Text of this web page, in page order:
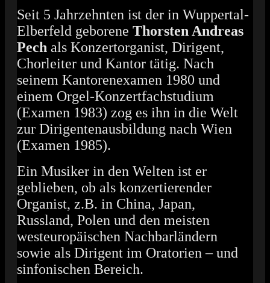
Seit 5 Jahrzehnten ist der in Wuppertal-
Elberfeld geborene Thorsten Andreas
Pech als Konzertorganist, Dirigent,
Chorleiter und Kantor tätig. Nach
seinem Kantorenexamen 1980 und
einem Orgel-Konzertfachstudium
(Examen 1983) zog es ihn in die Welt
zur Dirigentenausbildung nach Wien
(Examen 1985).
Ein Musiker in den Welten ist er
geblieben, ob als konzertierender
Organist, z.B. in China, Japan,
Russland, Polen und den meisten
westeuropäischen Nachbarländern
sowie als Dirigent im Oratorien – und
sinfonischen Bereich.